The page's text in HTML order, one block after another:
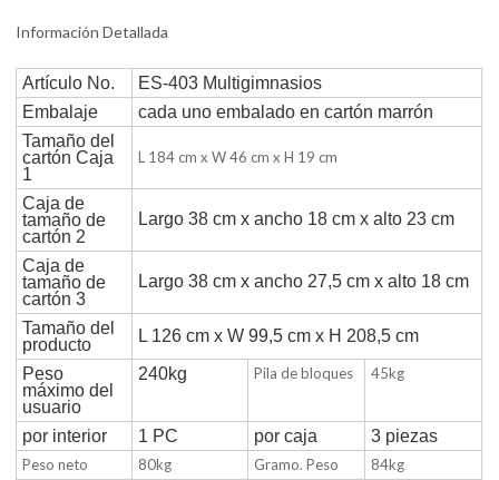
Información Detallada
Artículo No.
ES-403 Multigimnasios
Embalaje
cada uno embalado en cartón marrón
Tamaño del
cartón Caja
1
L 184 cm x W 46 cm x H 19 cm
Caja de
tamaño de
cartón 2
Largo 38 cm x ancho 18 cm x alto 23 cm
Caja de
tamaño de
cartón 3
Largo 38 cm x ancho 27,5 cm x alto 18 cm
Tamaño del
producto
L 126 cm x W 99,5 cm x H 208,5 cm
Peso
máximo del
usuario
240kg Pila de bloques 45kg
por interior 1 PC por caja 3 piezas
Peso neto 80kg Gramo. Peso 84kg